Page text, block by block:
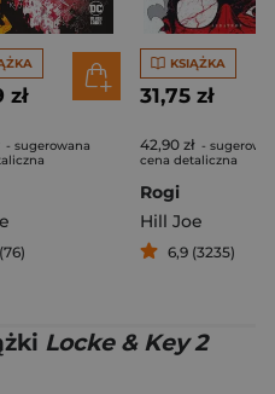
zł
- sugerowana
KSIĄŻKA
31,75 zł
42,90 zł -
cena detaliczna
Rogi
Hill Joe
6,9 (3235)
Locke & Key 2